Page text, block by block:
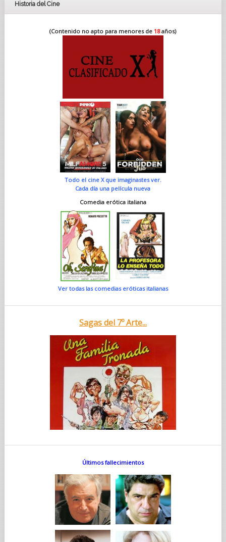
Historia del Cine
(Contenido no apto para menores de 18años)
Todo el cine X que imaginastes ver.
Cada día una película nueva
Comedia erótica italiana
Ver todas las comedias eróticas italianas
Sagas del 7º Arte...
Últimos fallecimientos